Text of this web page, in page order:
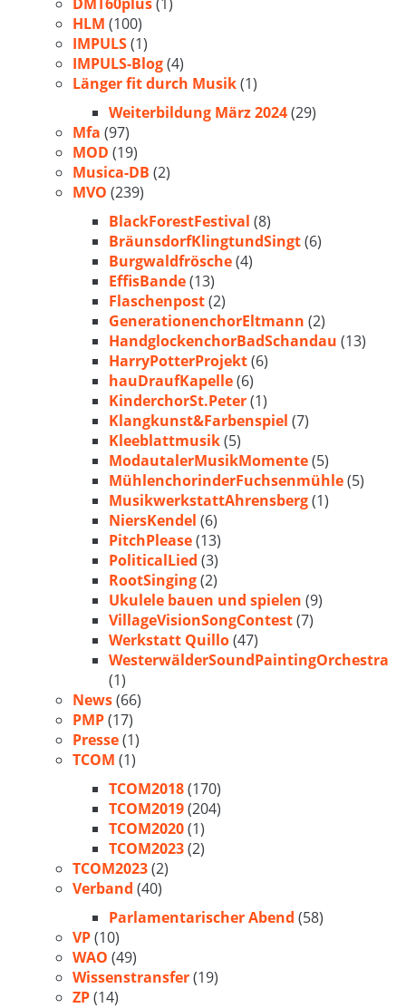
HLM (100)
IMPULS(1)
IMPULS-Blog(4)
Länger fit durch Musik(1)
Weiterbildung März 2024(29)
Mfa (97)
MOD (19)
Musica-DB (2)
MVO (239)
BlackForestFestival (8)
BräunsdorfKlingtundSingt(6)
Burgwaldfrösche(4)
EffisBande(13)
Flaschenpost(2)
GenerationenchorEltmann (2)
HandglockenchorBadSchandau (13)
HarryPotterProjekt(6)
hauDraufKapelle(6)
KinderchorSt.Peter(1)
Klangkunst&Farbenspiel (7)
Kleeblattmusik(5)
ModautalerMusikMomente(5)
MühlenchorinderFuchsenmühle(5)
MusikwerkstattAhrensberg(1)
NiersKendel (6)
PitchPlease(13)
PoliticalLied (3)
RootSinging(2)
Ukulele bauen und spielen (9)
VillageVisionSongContest(7)
Werkstatt Quillo(47)
WesterwälderSoundPaintingOrchestra
(1)
News(66)
PMP(17)
Presse(1)
TCOM (1)
TCOM2018(170)
TCOM2019(204)
TCOM2020(1)
TCOM2023(2)
TCOM2023(2)
Verband (40)
Parlamentarischer Abend (58)
VP(10)
WAO (49)
Wissenstransfer(19)
ZP(14)